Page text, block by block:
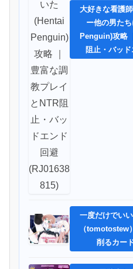
大好きな看護
ー他の男た
Penguin)攻略
阻止・バッ
一度だけでい
（tomotostew
削るカー